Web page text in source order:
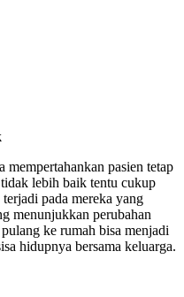
mempertahankan pasien tetap
lebih baik tentu cukup
pada mereka yang
menunjukkan perubahan
ke rumah bisa menjadi
hidupnya bersama keluarga.